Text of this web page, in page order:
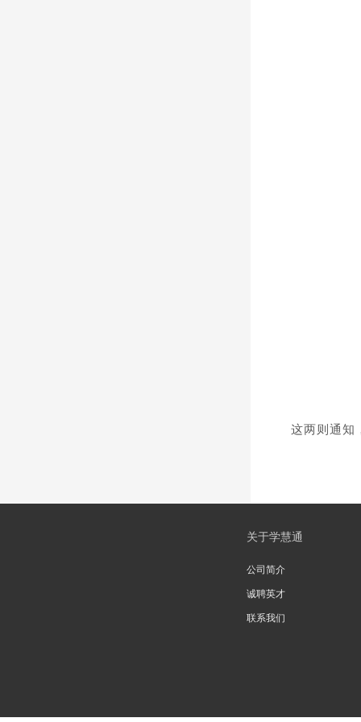
这两则通知
关于学慧通
公司简介
诚聘英才
联系我们